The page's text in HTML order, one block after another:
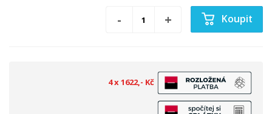
Koupit
4 x 1622,- Kč